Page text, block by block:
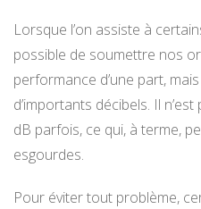
Lorsque l’on assiste à
possible de soumettre nos
performance d’une part,
d’importants décibels. Il
dB parfois, ce qui, à terme,
esgourdes.
Pour éviter tout problème,